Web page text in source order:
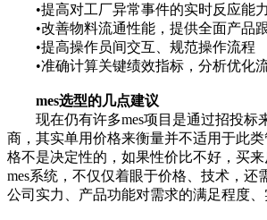
•提高对工厂异常事件的实时反应能力
•改善物料流通性能，提供全面产品
•提高操作员间交互、规范操作流程
•准确计算关键绩效指标，分析优化
mes选型的几点建议
现在仍有许多mes项目是通过招投标
商，其实单用价格来衡量并不适用于此
格不是决定性的，如果性价比不好，买
mes系统，不仅仅着眼于价格、技术，还
公司实力、产品功能对需求的满足程度、